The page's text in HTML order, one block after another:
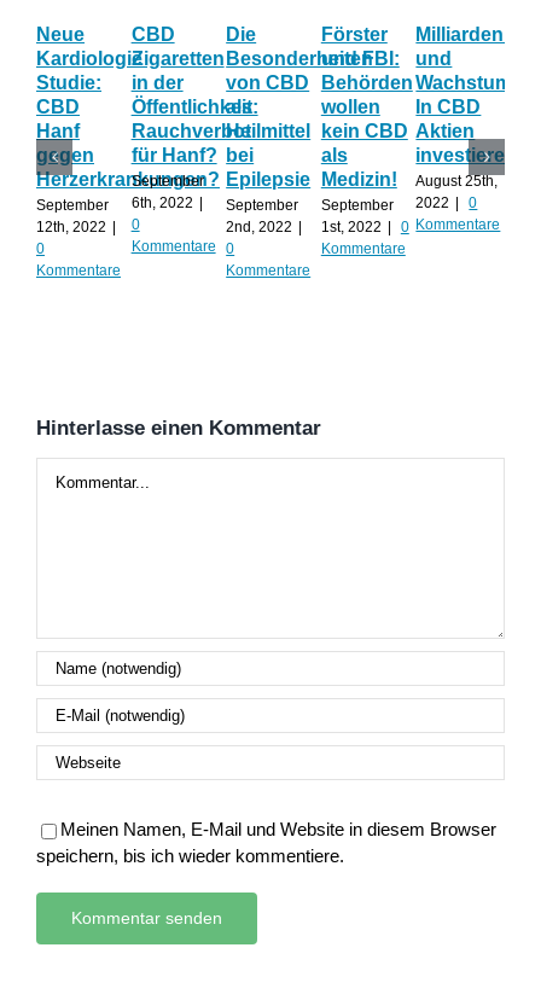
Neue
Kardiologie
Studie:
CBD
Hanf
gegen
Herzerkrankungen?
September
12th, 2022
0
Kommentare
CBD
Zigaretten
in der
Öffentlichkeit:
Rauchverbot
für Hanf?
September
6th, 2022
0
Kommentare
Die
Besonderheiten
von CBD
als
Heilmittel
bei
Epilepsie
September
2nd, 2022
0
Kommentare
Förster
und FBI:
Behörden
wollen
kein CBD
als
Medizin!
September
1st, 2022
0
Kommentare
und
Wachstum:
In CBD
Aktien
investieren?
August 25th,
2022
0
Kommentare
Hinterlasse einen Kommentar
Meinen Namen, E-Mail und Website in diesem Browser
speichern, bis ich wieder kommentiere.